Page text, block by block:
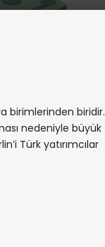
birimlerinden biridir.
nedeniyle büyük
Türk yatırımcılar